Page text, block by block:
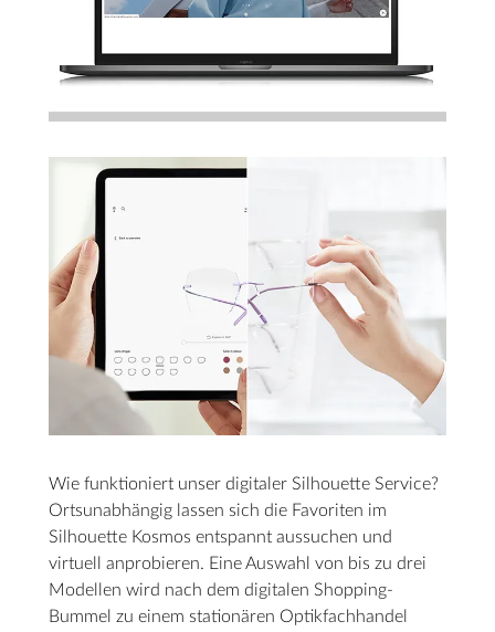
Wie funktioniert unser digitaler Silhouette Service?
Ortsunabhängig lassen sich die Favoriten im
Silhouette Kosmos entspannt aussuchen und
virtuell anprobieren. Eine Auswahl von bis zu drei
Modellen wird nach dem digitalen Shopping-
Bummel zu einem stationären Optikfachhandel